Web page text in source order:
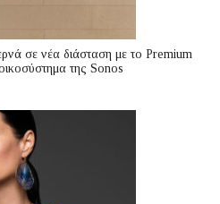
σε νέα διάσταση με το Premium
της Sonos